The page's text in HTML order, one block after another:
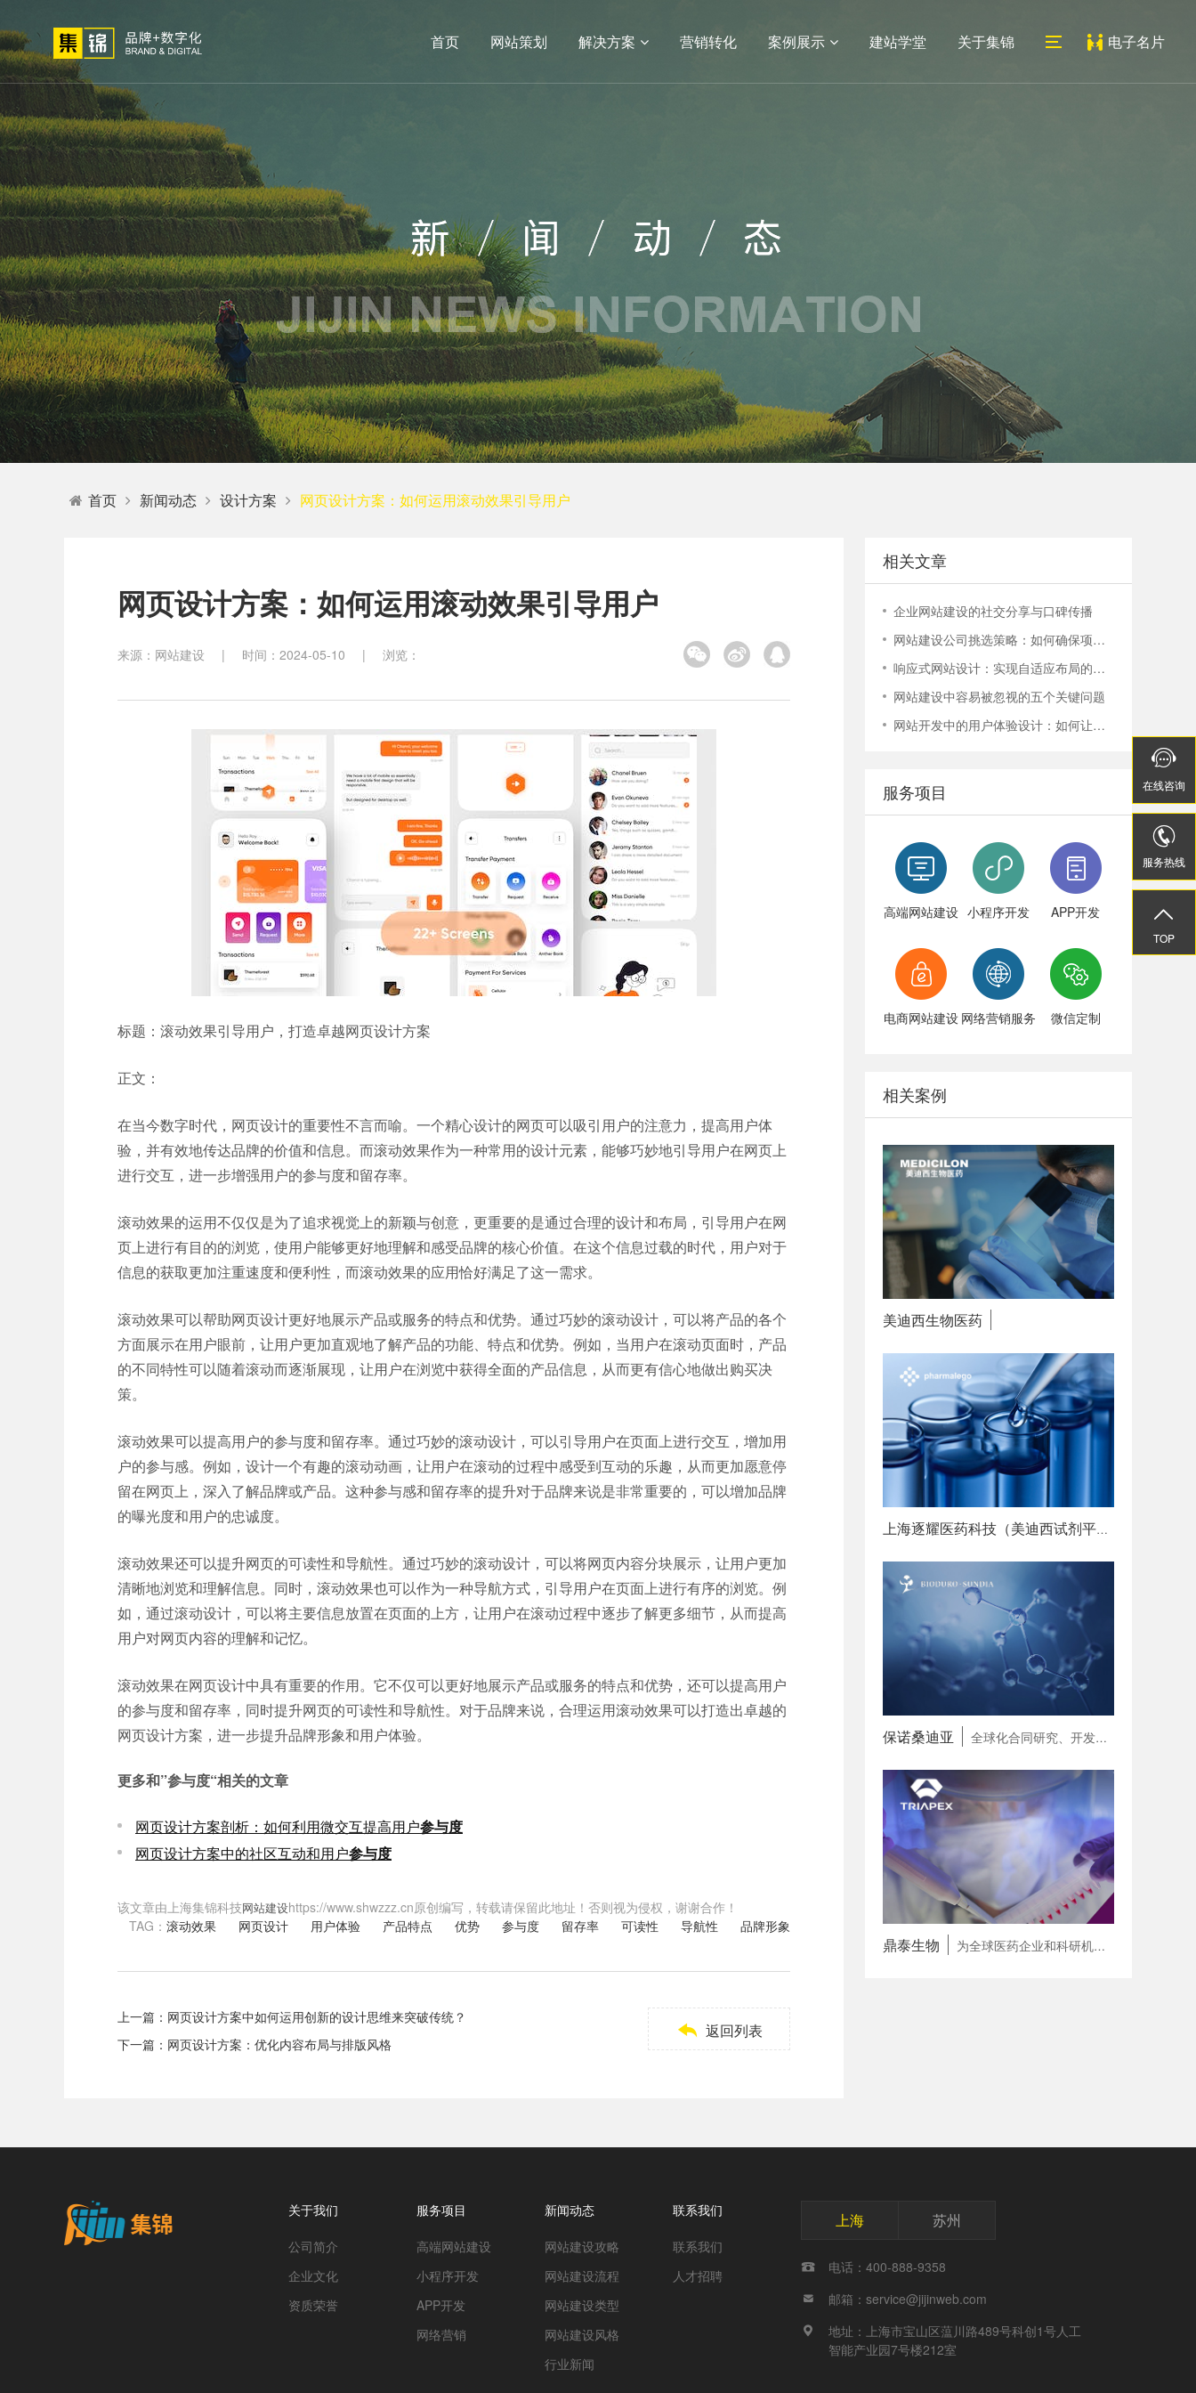
首页 网站策划 解决方案
高端网站
定制
小程序开
发
制
营销转化 案例展示 建站学堂 关于集锦 电子名片
01
关于我们
公司简介
荣誉资质
集锦文化
我们的客户
02
网站策划
方法论
高端网站建设
小程序开发
微信定制
APP开发服务
电商网站建设
生物医药网站建设
外贸网站建设
教育培训网站建设
网站建设案例
生物医疗
政府单位
机械制造
IT科技
装修建筑
其他
小程序
电话：400-888-9358
首页 新闻动态 设计方案 网页设计方案：如何运用滚动效果引导用户
网页设计方案：如何运用滚动效果引导用户
来源：网站建设 | 时间：2024-05-10 | 浏览：
标题：滚动效果引导用户，打造卓越网页设计方案
正文：
在当今数字时代，网页设计的重要性不言而喻。一个精心设计的网页可以吸引用户的注意力，提高用户体
验，并有效地传达品牌的价值和信息。而滚动效果作为一种常用的设计元素，能够巧妙地引导用户在网页上
进行交互，进一步增强用户的参与度和留存率。
滚动效果的运用不仅仅是为了追求视觉上的新颖与创意，更重要的是通过合理的设计和布局，引导用户在网
页上进行有目的的浏览，使用户能够更好地理解和感受品牌的核心价值。在这个信息过载的时代，用户对于
信息的获取更加注重速度和便利性，而滚动效果的应用恰好满足了这一需求。
滚动效果可以帮助网页设计更好地展示产品或服务的特点和优势。通过巧妙的滚动设计，可以将产品的各个
方面展示在用户眼前，让用户更加直观地了解产品的功能、特点和优势。例如，当用户在滚动页面时，产品
的不同特性可以随着滚动而逐渐展现，让用户在浏览中获得全面的产品信息，从而更有信心地做出购买决
策。
滚动效果可以提高用户的参与度和留存率。通过巧妙的滚动设计，可以引导用户在页面上进行交互，增加用
户的参与感。例如，设计一个有趣的滚动动画，让用户在滚动的过程中感受到互动的乐趣，从而更加愿意停
留在网页上，深入了解品牌或产品。这种参与感和留存率的提升对于品牌来说是非常重要的，可以增加品牌
的曝光度和用户的忠诚度。
滚动效果还可以提升网页的可读性和导航性。通过巧妙的滚动设计，可以将网页内容分块展示，让用户更加
清晰地浏览和理解信息。同时，滚动效果也可以作为一种导航方式，引导用户在页面上进行有序的浏览。例
如，通过滚动设计，可以将主要信息放置在页面的上方，让用户在滚动过程中逐步了解更多细节，从而提高
用户对网页内容的理解和记忆。
滚动效果在网页设计中具有重要的作用。它不仅可以更好地展示产品或服务的特点和优势，还可以提高用户
的参与度和留存率，同时提升网页的可读性和导航性。对于品牌来说，合理运用滚动效果可以打造出卓越的
网页设计方案，进一步提升品牌形象和用户体验。
更多和”参与度“相关的文章
网页设计方案剖析：如何利用微交互提高用户参与度
网页设计方案中的社区互动和用户参与度
该文章由上海集锦科技网站建设https://www.shwzzz.cn原创编写，转载请保留此地址！否则视为侵权，谢谢合作！
TAG： 滚动效果 网页设计 用户体验 产品特点 优势 参与度 留存率 可读性 导航性 品牌形象
上一篇： 网页设计方案中如何运用创新的设计思维来突破传统？
下一篇： 网页设计方案：优化内容布局与排版风格
 返回列表
相关文章
企业网站建设的社交分享与口碑传播
网站建设公司挑选策略：如何确保项目顺利进行？
响应式网站设计：实现自适应布局的技巧与实践
网站建设中容易被忽视的五个关键问题
网站开发中的用户体验设计：如何让您的网站更容易使用
服务项目
高端网站建设 小程序开发 APP开发
电商网站建设 网络营销服务 微信定制
相关案例
美迪西生物医药
上海逐耀医药科技（美迪西试剂平台）
保诺桑迪亚 全球化合同研究、开发和生产一体化合作伙伴（CRDMO）
鼎泰生物 为全球医药企业和科研机构提供专病领域 一站式研发赋能
关于我们
公司简介
企业文化
资质荣誉
服务项目
高端网站建设
小程序开发
APP开发
网络营销
新闻动态
网站建设攻略
网站建设流程
网站建设类型
网站建设风格
行业新闻
联系我们
联系我们
人才招聘
上海 苏州
 电话：400-888-9358
 邮箱：service@jijinweb.com

地址：上海市宝山区蕰川路489号科创1号人工
智能产业园7号楼212室

在线咨询

服务热线

TOP

在线咨询

服务热线

TOP